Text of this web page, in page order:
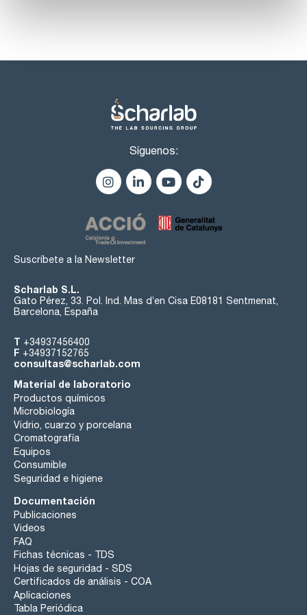
Síguenos:
Suscríbete a la Newsletter
Scharlab S.L.
Gato Pérez, 33. Pol. Ind. Mas d’en Cisa E08181 Sentmenat,
Barcelona, España
T +34937456400
F +34937152765
consultas@scharlab.com
Material de laboratorio
Productos químicos
Microbiología
Vidrio, cuarzo y porcelana
Cromatografía
Equipos
Consumible
Seguridad e higiene
Documentación
Publicaciones
Videos
FAQ
Fichas técnicas - TDS
Hojas de seguridad - SDS
Certificados de análisis - COA
Aplicaciones
Tabla Periódica